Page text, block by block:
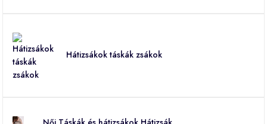
Hátizsákok táskák zsákok